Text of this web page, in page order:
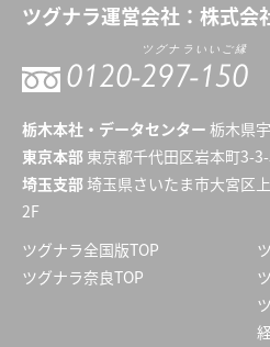
ツグナラ運営会社： 株式会
0120-297-150
ツグナラいいご縁
栃木本社・データセンター 栃木県
東京本部 東京都千代田区岩本町3-
埼玉支部 埼玉県さいたま市大宮区
2F
ツグナラ全国版TOP
ツグナラ奈良TOP